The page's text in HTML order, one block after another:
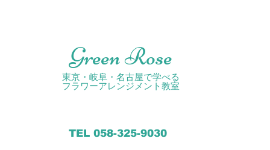
Green Rose
東京・岐阜・名古屋で学べる
フラワーアレンジメント教室
TEL 058-325-9030